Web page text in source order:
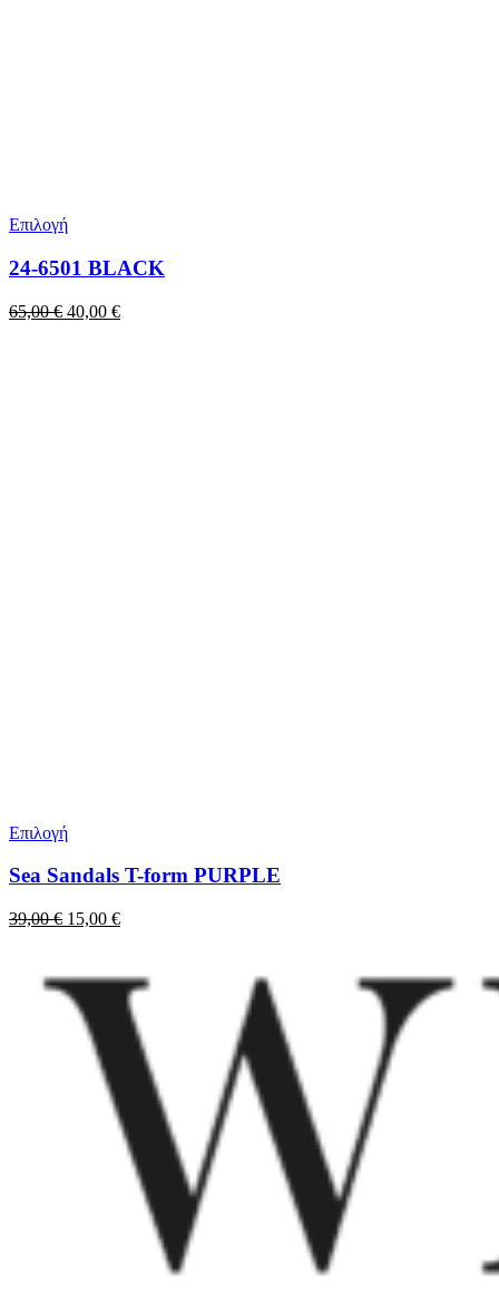
Επιλογή
24-6501 BLACK
65,00€ Original
40,00 €Η
Επιλογή
Sea Sandals T-form PURPLE
39,00€ Original
39,00 €.
15,00 €Η
είναι:
15,00 €.